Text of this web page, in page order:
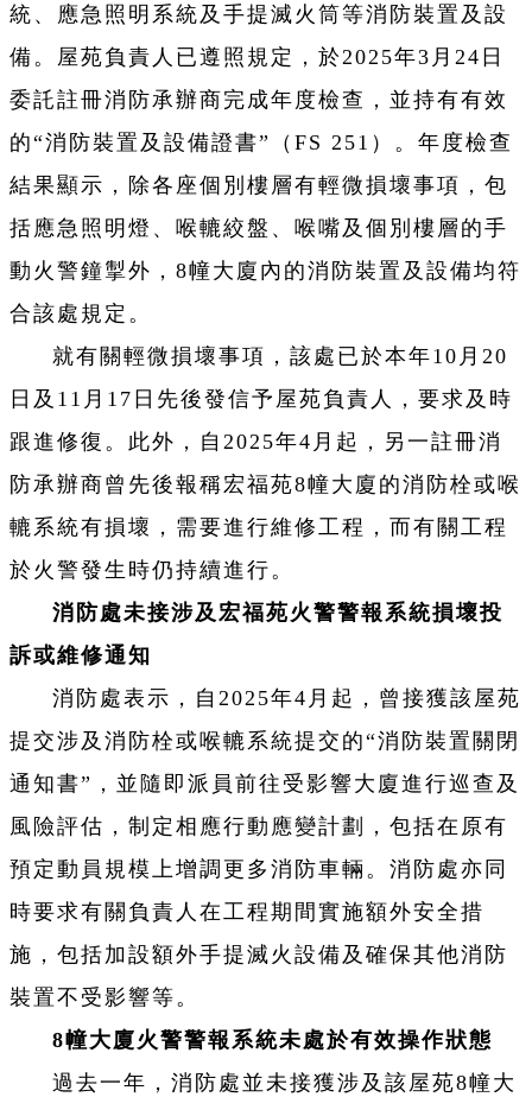
統、應急照明系統及手提滅火筒等消防裝置及設
備。屋苑負責人已遵照規定，於2025年3月24日
委託註冊消防承辦商完成年度檢查，並持有有效
的“消防裝置及設備證書”（FS 251）。年度檢查
結果顯示，除各座個別樓層有輕微損壞事項，包
括應急照明燈、喉轆絞盤、喉嘴及個別樓層的手
動火警鐘掣外，8幢大廈內的消防裝置及設備均符
合該處規定。
就有關輕微損壞事項，該處已於本年10月20
日及11月17日先後發信予屋苑負責人，要求及時
跟進修復。此外，自2025年4月起，另一註冊消
防承辦商曾先後報稱宏福苑8幢大廈的消防栓或喉
轆系統有損壞，需要進行維修工程，而有關工程
於火警發生時仍持續進行。
消防處未接涉及宏福苑火警警報系統損壞投
訴或維修通知
消防處表示，自2025年4月起，曾接獲該屋苑
提交涉及消防栓或喉轆系統提交的“消防裝置關閉
通知書”，並隨即派員前往受影響大廈進行巡查及
風險評估，制定相應行動應變計劃，包括在原有
預定動員規模上增調更多消防車輛。消防處亦同
時要求有關負責人在工程期間實施額外安全措
施，包括加設額外手提滅火設備及確保其他消防
裝置不受影響等。
8幢大廈火警警報系統未處於有效操作狀態
過去一年，消防處並未接獲涉及該屋苑8幢大